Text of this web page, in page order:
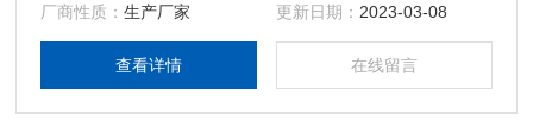
厂商性质：生产厂家 更新日期： 2023-03-08
查看详情 在线留言